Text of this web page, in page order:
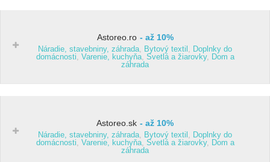
Astoreo.ro až 10%
Náradie, stavebniny, záhrada, Bytový textil , Doplnky do
domácnosti, Varenie, kuchyňa, Svetlá a žiarovky, Dom a
záhrada
Astoreo.sk až 10%
Náradie, stavebniny, záhrada, Bytový textil , Doplnky do
domácnosti, Varenie, kuchyňa, Svetlá a žiarovky, Dom a
záhrada